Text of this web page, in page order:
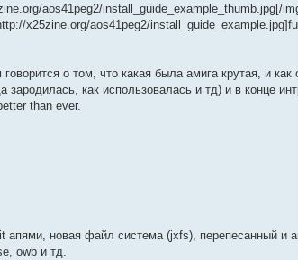
aos41peg2/install_guide_example_thumb.jpg[/
x25zine.org/aos41peg2/
о том, что какая была амига крутая, и как
как использовалась и тд) и в конце
than ever.
апями, новая файл система (jxfs), перепесанный и
owb и тд.